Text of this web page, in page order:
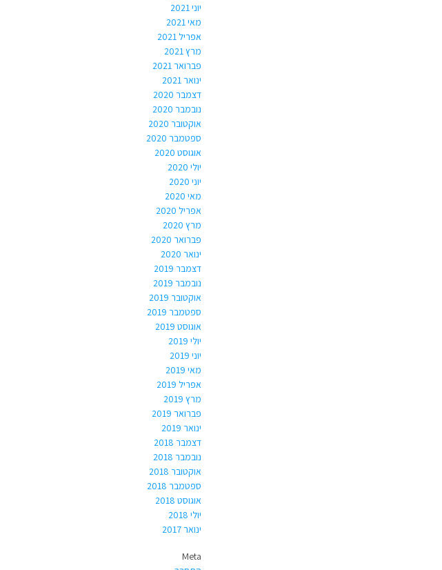
יוני 2021
מאי 2021
אפריל 2021
מרץ 2021
פברואר 2021
ינואר 2021
דצמבר 2020
נובמבר 2020
אוקטובר 2020
ספטמבר 2020
אוגוסט 2020
יולי 2020
יוני 2020
מאי 2020
אפריל 2020
מרץ 2020
פברואר 2020
ינואר 2020
דצמבר 2019
נובמבר 2019
אוקטובר 2019
ספטמבר 2019
אוגוסט 2019
יולי 2019
יוני 2019
מאי 2019
אפריל 2019
מרץ 2019
פברואר 2019
ינואר 2019
דצמבר 2018
נובמבר 2018
אוקטובר 2018
ספטמבר 2018
אוגוסט 2018
יולי 2018
ינואר 2017
Meta